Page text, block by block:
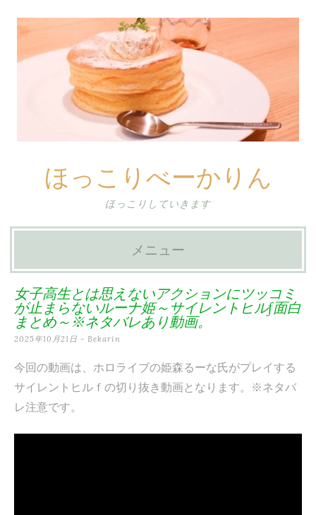
ほっこりべーかりん
ほっこりしていきます
メニュー
ン
テ
ツ
へ
女子高生とは思えないアクションにツッコミ
が止まらないルーナ姫～サイレントヒルf面白
まとめ～※ネタバレあり動画。
2025年10月21日 - Bekarin
今回の動画は、ホロライブの姫森るーな氏がプレイする
サイレントヒルｆの切り抜き動画となります。※ネタバ
レ注意です。